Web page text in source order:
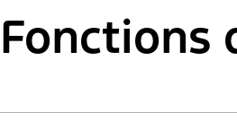
Fonctions